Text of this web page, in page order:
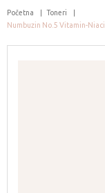
Početna
Toneri
Numbuzin No.5 Vitamin-